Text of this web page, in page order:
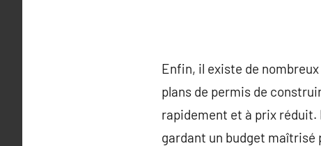
Enfin, il existe de
plans de permis de
rapidement et à prix réduit.
gardant un budget maîtrisé